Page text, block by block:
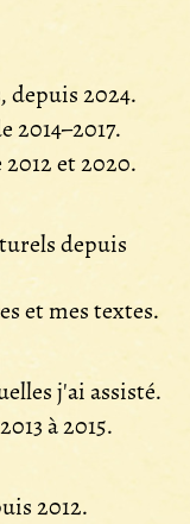
depuis 2024.
et 2020.
depuis
et mes textes.
j'ai assisté.
à 2015.
2012.